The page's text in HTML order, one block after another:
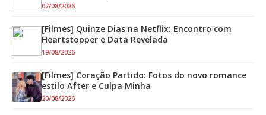
07/08/2026
[Filmes] Quinze Dias na Netflix: Encontro com
Heartstopper e Data Revelada
19/08/2026
[Filmes] Coração Partido: Fotos do novo romance
estilo After e Culpa Minha
20/08/2026